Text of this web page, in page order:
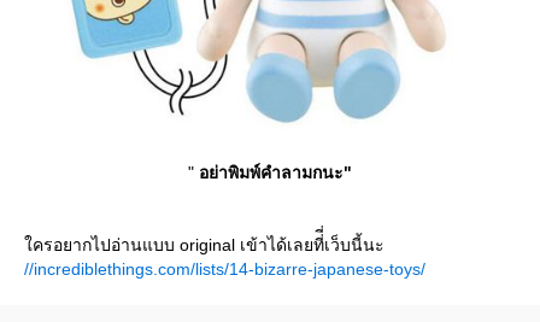
" อย่าพิมพ์คำลามกนะ"
ครอยากไปอ่านแบบ original เข้าได้เลยที่ี่เว็บนี้นะ
//incrediblethings.com/lists/14-bizarre-japanese-toys/